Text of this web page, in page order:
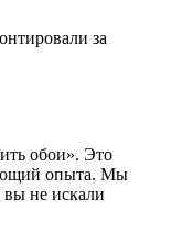
за
обои». Это
опыта. Мы
не искали